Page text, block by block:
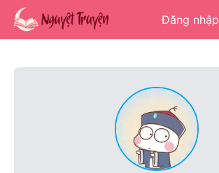
Đăng nhập